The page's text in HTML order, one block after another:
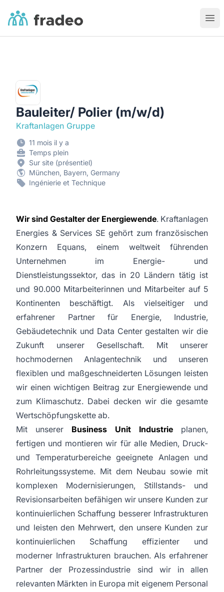
Fradeo
Bauleiter/ Polier (m/w/d)
Kraftanlagen Gruppe
11 mois il y a
Temps plein
Sur site (présentiel)
München, Bayern, Germany
Ingénierie et Technique
Wir sind Gestalter der Energiewende. Kraftanlagen
Energies & Services SE gehört zum französischen
Konzern Equans, einem weltweit führenden
Unternehmen im Energie- und
Dienstleistungssektor, das in 20 Ländern tätig ist
und 90.000 Mitarbeiterinnen und Mitarbeiter auf 5
Kontinenten beschäftigt. Als vielseitiger und
erfahrener Partner für Energie, Industrie,
Gebäudetechnik und Data Center gestalten wir die
Zukunft unserer Gesellschaft. Mit unserer
hochmodernen Anlagentechnik und unseren
flexiblen und maßgeschneiderten Lösungen leisten
wir einen wichtigen Beitrag zur Energiewende und
zum Klimaschutz. Dabei decken wir die gesamte
Wertschöpfungskette ab.
Mit unserer Business Unit Industrie planen,
fertigen und montieren wir für alle Medien, Druck-
und Temperaturbereiche geeignete Anlagen und
Rohrleitungssysteme. Mit dem Neubau sowie mit
komplexen Modernisierungen, Stillstands- und
Revisionsarbeiten befähigen wir unsere Kunden zur
kontinuierlichen Schaffung besserer Infrastrukturen
und leisten den Mehrwert, den unsere Kunden zur
kontinuierlichen Schaffung effizienter und
moderner Infrastrukturen brauchen. Als erfahrener
Partner der Prozessindustrie sind wir in allen
relevanten Märkten in Europa mit eigenem Personal